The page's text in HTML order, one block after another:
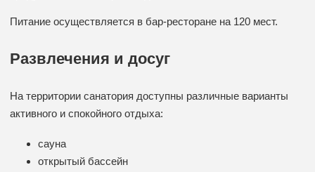
Питание осуществляется в бар-ресторане на 120 мест.
Развлечения и досуг
На территории санатория доступны различные варианты
активного и спокойного отдыха:
сауна
открытый бассейн